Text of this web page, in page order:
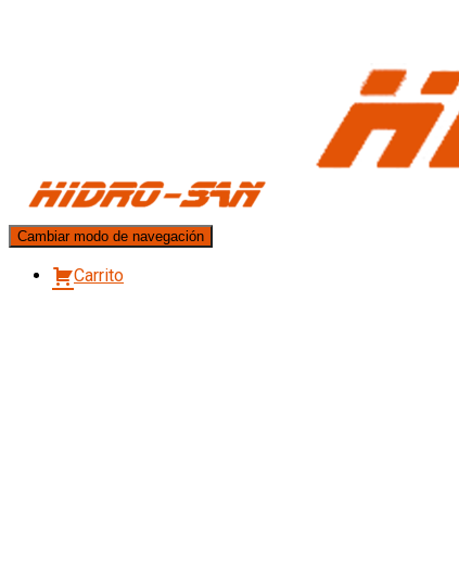
Cambiar modo de navegación
Carrito